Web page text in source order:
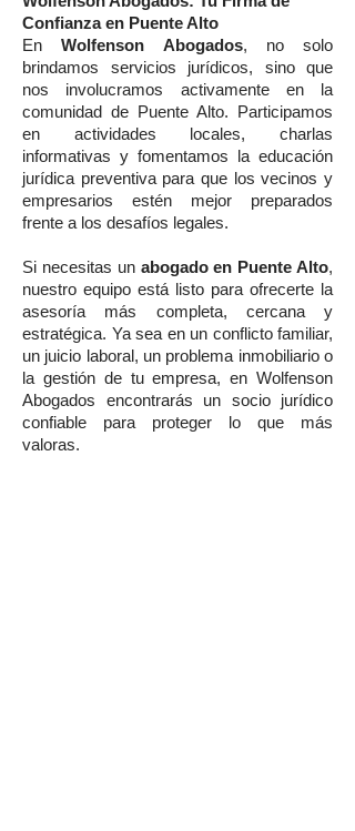
Confianza en Puente Alto
EnWolfenson Abogados, no solo
brindamos servicios jurídicos, sino que
nos involucramos activamente en la
comunidad de Puente Alto. Participamos
en actividades locales, charlas
informativas y fomentamos la educación
jurídica preventiva para que los vecinos y
empresarios estén mejor preparados
frente a los desafíos legales.
Si necesitas un abogado en Puente Alto,
nuestro equipo está listo para ofrecerte la
asesoría más completa, cercana y
estratégica. Ya sea en un conflicto familiar,
un juicio laboral, un problema inmobiliario o
la gestión de tu empresa, en Wolfenson
Abogados encontrarás un socio jurídico
confiable para proteger lo que más
valoras.